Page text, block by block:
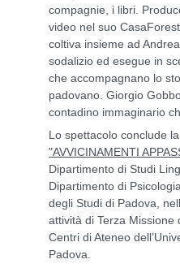
compagnie, i libri.
video nel suo
coltiva insieme ad
sodalizio ed esegue in
che accompagnano lo
padovano. Giorgio
contadino immaginario
Lo spettacolo conclude
"AVVICINAMENTI
Dipartimento di Studi
Dipartimento di
degli Studi di Padova,
attività di Terza Missione
Centri di Ateneo
Padova.